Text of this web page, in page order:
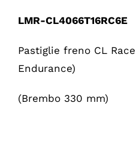
LMR-CL4066T16RC6E
Pastiglie freno CL
Endurance)
(Brembo 330 mm)